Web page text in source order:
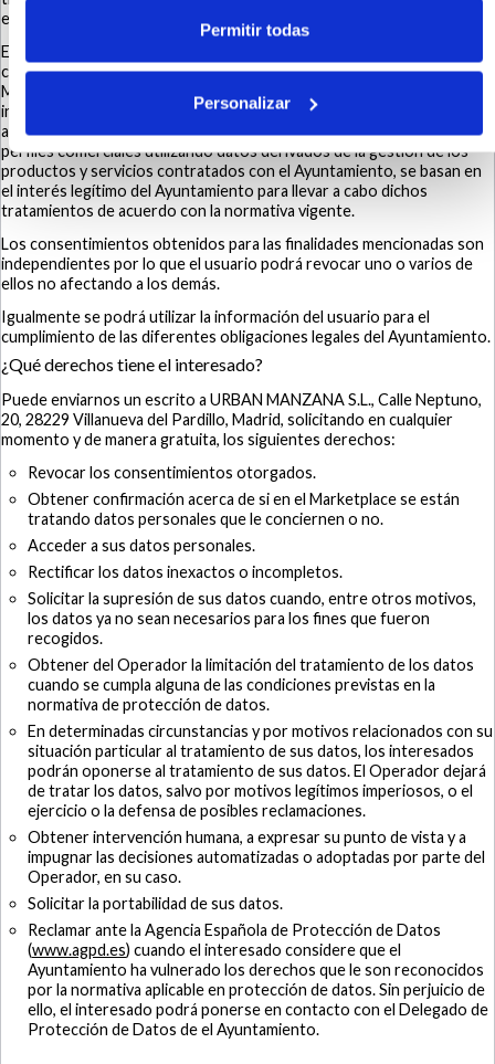
Permitir todas
Personalizar
está legitimada por la propia ejecución del contrato.
El tratamiento de los datos con el fin de remitir boletines electrónicos
con ofertas, promociones y noticias relacionadas con nuestro
Marketplace, información comercial y/o promocional, la elaboración de
informes estadísticos anónimos respecto a los hábitos de acceso y la
actividad desarrollada por los usuarios en la web y la elaboración de
perfiles comerciales utilizando datos derivados de la gestión de los
productos y servicios contratados con el Ayuntamiento, se basan en
el interés legítimo del Ayuntamiento para llevar a cabo dichos
tratamientos de acuerdo con la normativa vigente.
Los consentimientos obtenidos para las finalidades mencionadas son
independientes por lo que el usuario podrá revocar uno o varios de
ellos no afectando a los demás.
Igualmente se podrá utilizar la información del usuario para el
cumplimiento de las diferentes obligaciones legales del Ayuntamiento.
¿Qué derechos tiene el interesado?
Puede enviarnos un escrito a URBAN MANZANA S.L., Calle Neptuno,
20, 28229 Villanueva del Pardillo, Madrid, solicitando en cualquier
momento y de manera gratuita, los siguientes derechos:
Revocar los consentimientos otorgados.
Obtener confirmación acerca de si en el Marketplace se están
tratando datos personales que le conciernen o no.
Acceder a sus datos personales.
Rectificar los datos inexactos o incompletos.
Solicitar la supresión de sus datos cuando, entre otros motivos,
los datos ya no sean necesarios para los fines que fueron
recogidos.
Obtener del Operador la limitación del tratamiento de los datos
cuando se cumpla alguna de las condiciones previstas en la
normativa de protección de datos.
En determinadas circunstancias y por motivos relacionados con su
situación particular al tratamiento de sus datos, los interesados
podrán oponerse al tratamiento de sus datos. El Operador dejará
de tratar los datos, salvo por motivos legítimos imperiosos, o el
ejercicio o la defensa de posibles reclamaciones.
Obtener intervención humana, a expresar su punto de vista y a
impugnar las decisiones automatizadas o adoptadas por parte del
Operador, en su caso.
Solicitar la portabilidad de sus datos.
Reclamar ante la Agencia Española de Protección de Datos
(www.agpd.es) cuando el interesado considere que el
Ayuntamiento ha vulnerado los derechos que le son reconocidos
por la normativa aplicable en protección de datos. Sin perjuicio de
ello, el interesado podrá ponerse en contacto con el Delegado de
Protección de Datos de el Ayuntamiento.